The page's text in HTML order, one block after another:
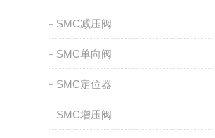
SMC减压阀
SMC单向阀
SMC定位器
SMC增压阀